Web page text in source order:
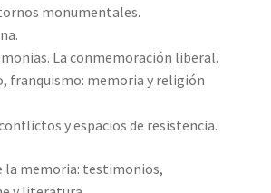
monumentales.
La conmemoración liberal.
franquismo: memoria y religión
y espacios de resistencia.
la memoria: testimonios,